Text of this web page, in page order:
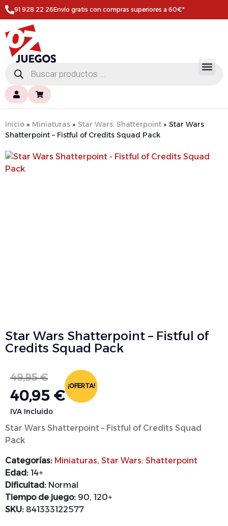
91 928 22 26Envío gratis con compras superiores a 60€*
Inicio » Miniaturas » Star Wars: Shatterpoint » Star Wars
Shatterpoint – Fistful of Credits Squad Pack
Star Wars Shatterpoint – Fistful of
Credits Squad Pack
49,95€
40,95 €
IVA Incluido
¡OFERTA!
Star Wars Shatterpoint – Fistful of Credits Squad
Pack
Categorías: Miniaturas, Star Wars: Shatterpoint
Edad: 14+
Dificultad: Normal
Tiempo de juego: 90, 120+
SKU: 841333122577